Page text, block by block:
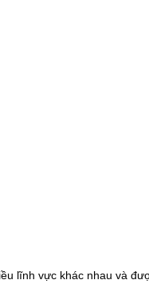
lĩnh vực khác nhau và